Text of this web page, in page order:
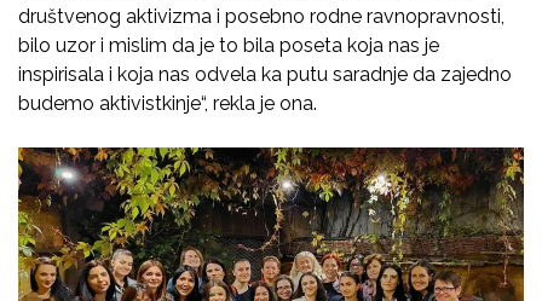
društvenog aktivizma i posebno rodne ravnopravnosti,
bilo uzor i mislim da je to bila poseta koja nas je
inspirisala i koja nas odvela ka putu saradnje da zajedno
budemo aktivistkinje“, rekla je ona.